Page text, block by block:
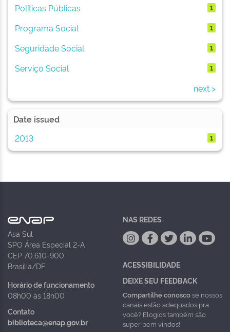
Políticas Públicas 1
Programa Social 1
Seguridade Social 1
Serviço Social 1
next >
Date issued
2013
1
Asa Sul
SPO Área Especial 2-A
CEP 70.610-900
Brasília/DF
Horário de funcionamento
08h00 às 18h00
Contato
biblioteca@enap.gov.br
NAS REDES
ACESSIBILIDADE
DEIXE SEU FEEDBACK
Compartilhe conoscose nossos
canais estão adequados pra
você? Elogios também são
super bem vindos!